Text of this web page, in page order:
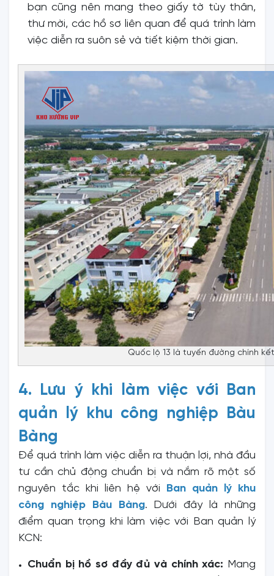
bạn cũng nên mang theo giấy tờ tùy thân,
thư mời, các hồ sơ liên quan để quá trình làm
việc diễn ra suôn sẻ và tiết kiệm thời gian.
Quốc lộ 13 là tuyến đường chính
4. Lưu ý khi làm việc với Ban
quản lý khu công nghiệp Bàu
Bàng
Để quá trình làm việc diễn ra thuận lợi, nhà đầu
tư cần chủ động chuẩn bị và nắm rõ một số
nguyên tắc khi liên hệ với
Ban quản lý khu
công nghiệp Bàu Bàng. Dưới đây là những
điểm quan trọng khi làm việc với Ban quản lý
KCN:
Chuẩn bị hồ sơ đầy đủ và chính xác: Mang